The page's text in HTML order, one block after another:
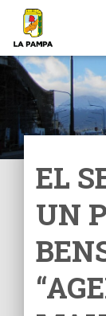
EL
UN